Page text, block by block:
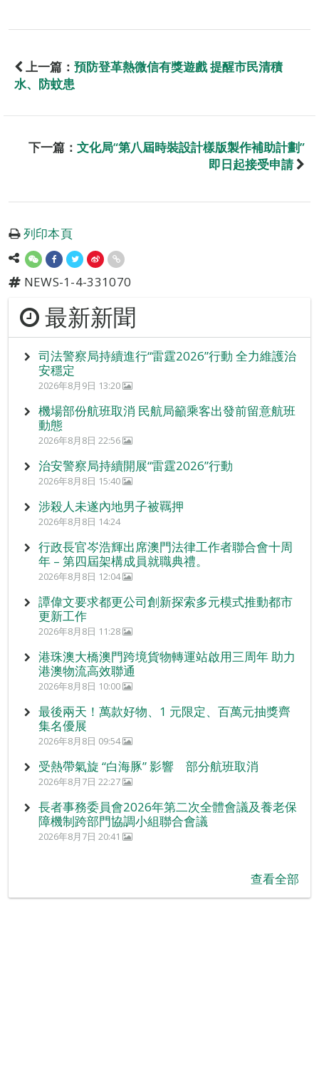
上一篇： 預防登革熱微信有獎遊戲 提醒市民清積
水、防蚊患
下一篇： 文化局“第八屆時裝設計樣版製作補助計劃”
即日起接受申請
列印本頁
NEWS-1-4-331070
最新新聞
司法警察局持續進行“雷霆2026”行動 全力維護治
安穩定
2026年8月9日 13:20
機場部份航班取消 民航局籲乘客出發前留意航班
動態
2026年8月8日 22:56
治安警察局持續開展“雷霆2026”行動
2026年8月8日 15:40
涉殺人未遂內地男子被羈押
2026年8月8日 14:24
行政長官岑浩輝出席澳門法律工作者聯合會十周
年 – 第四屆架構成員就職典禮。
2026年8月8日 12:04
譚偉文要求都更公司創新探索多元模式推動都市
更新工作
2026年8月8日 11:28
港珠澳大橋澳門跨境貨物轉運站啟用三周年 助力
港澳物流高效聯通
2026年8月8日 10:00
最後兩天！萬款好物、1 元限定、百萬元抽獎齊
集名優展
2026年8月8日 09:54
受熱帶氣旋 “白海豚” 影響 部分航班取消
2026年8月7日 22:27
長者事務委員會2026年第二次全體會議及養老保
障機制跨部門協調小組聯合會議
2026年8月7日 20:41
查看全部